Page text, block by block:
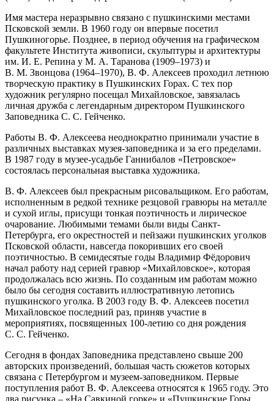
Имя мастера неразрывно связано с пушкинскими местами
Псковской земли. В 1960 году он впервые посетил
Пушкиногорье. Позднее, в период обучения на графическом
факультете Института живописи, скульптуры и архитектуры
им. И. Е. Репина у М. А. Таранова (1909–1973) и
В. М. Звонцова (1964–1970), В. Ф. Алексеев проходил летнюю
творческую практику в Пушкинских Горах. С тех пор
художник регулярно посещал Михайловское, завязалась
личная дружба с легендарным директором Пушкинского
Заповедника С. С. Гейченко.
Работы В. Ф. Алексеева неоднократно принимали участие в
различных выставках музея-заповедника и за его пределами.
В 1987 году в музее-усадьбе Ганнибалов «Петровское»
состоялась персональная выставка художника.
В. Ф. Алексеев был прекрасным рисовальщиком. Его работам,
исполненным в редкой технике резцовой гравюры на металле
и сухой иглы, присущи тонкая поэтичность и лирическое
очарование. Любимыми темами были виды Санкт-
Петербурга, его окрестностей и пейзажи пушкинских уголков
Псковской области, навсегда покоривших его своей
поэтичностью. В семидесятые годы Владимир Фёдорович
начал работу над серией гравюр «Михайловское», которая
продолжалась всю жизнь. По созданным им работам можно
было бы сегодня составить иллюстративную летопись
пушкинского уголка. В 2003 году В. Ф. Алексеев посетил
Михайловское последний раз, приняв участие в
мероприятиях, посвященных 100-летию со дня рождения
С. С. Гейченко.
Сегодня в фондах Заповедника представлено свыше 200
авторских произведений, большая часть сюжетов которых
связана с Петербургом и музеем-заповедником. Первые
поступления работ В. Ф. Алексеева относятся к 1965 году. Это